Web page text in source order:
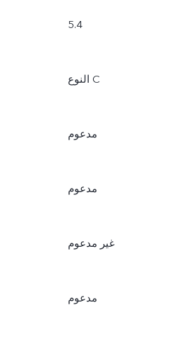
5.4
النوع C
مدعوم
مدعوم
غير مدعوم
مدعوم